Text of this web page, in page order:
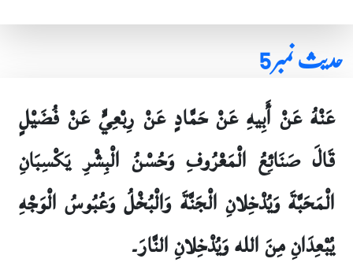
حدیث نمبر 5
عَنْهُ عَنْ أَبِيهِ عَنْ حَمَّادٍ عَنْ رِبْعِيٍّ عَنْ فُضَيْلٍ
قَالَ صَنَائِعُ الْمَعْرُوفِ وَحُسْنُ الْبِشْرِ يَكْسِبَانِ
الْمَحَبَّةَ وَيُدْخِلانِ الْجَنَّةَ وَالْبُخْلُ وَعُبُوسُ الْوَجْهِ
يُبْعِدَانِ مِنَ الله وَيُدْخِلانِ النَّارَ۔